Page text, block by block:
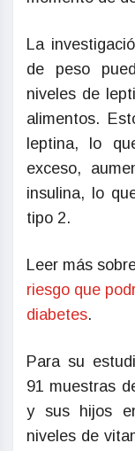
La
de peso
niveles de
alimentos.
leptina, lo
exceso,
insulina, lo
tipo 2.
Leer más
riesgo que
diabetes.
Para su
91 muestras
y sus hijos
niveles de